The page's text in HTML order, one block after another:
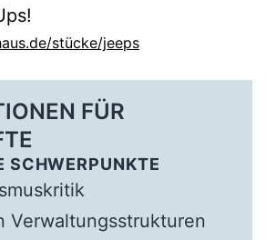
stücke/jeeps
Jeeps
FÜR
SCHWERPUNKTE
Verwaltungsstrukturen